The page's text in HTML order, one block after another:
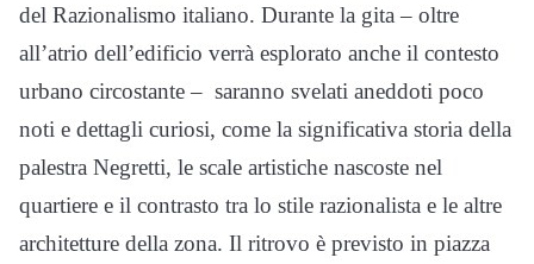
del Razionalismo italiano. Durante la gita – oltre
all’atrio dell’edificio verrà esplorato anche il contesto
urbano circostante – saranno svelati aneddoti poco
noti e dettagli curiosi, come la significativa storia della
palestra Negretti, le scale artistiche nascoste nel
quartiere e il contrasto tra lo stile razionalista e le altre
architetture della zona. Il ritrovo è previsto in piazza